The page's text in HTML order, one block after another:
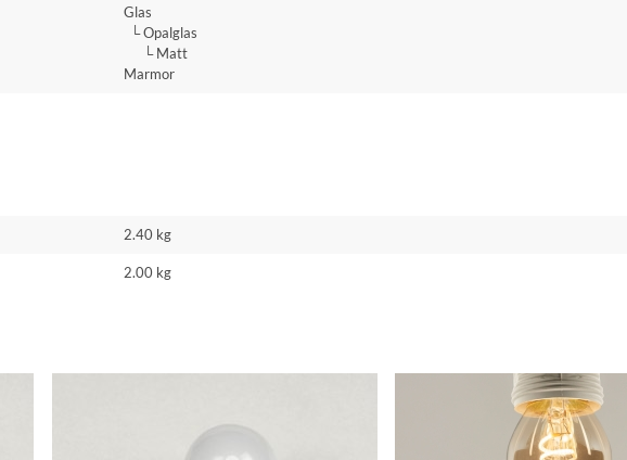
Glas
└ Opalglas
└ Matt
Marmor
2.40 kg
2.00 kg